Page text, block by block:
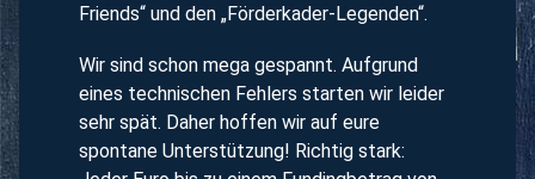
Friends“ und den „Förderkader-Legenden“.
Wir sind schon mega gespannt. Aufgrund
eines technischen Fehlers starten wir leider
sehr spät. Daher hoffen wir auf eure
spontane Unterstützung! Richtig stark: